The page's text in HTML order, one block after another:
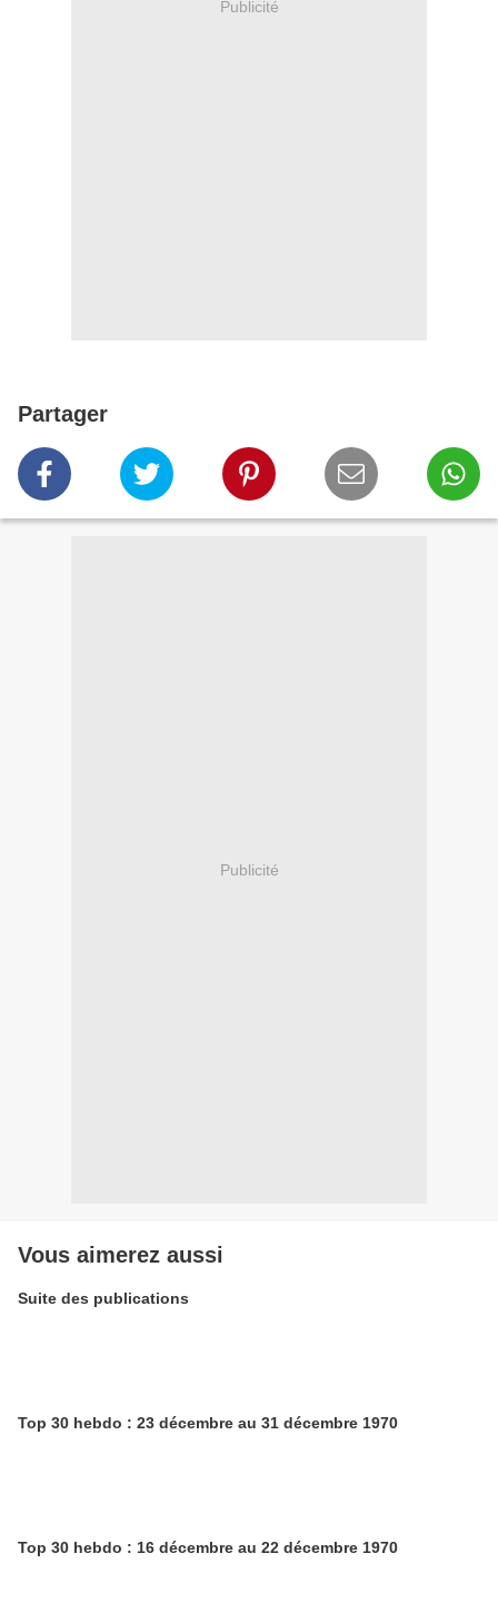
Publicité
Partager
Publicité
Vous aimerez aussi
Suite des publications
Top 30 hebdo : 23 décembre au 31 décembre 1970
Top 30 hebdo : 16 décembre au 22 décembre 1970